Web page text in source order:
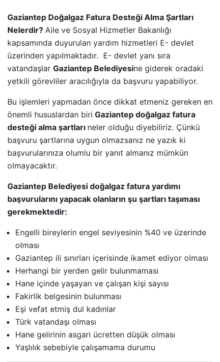
Gaziantep Doğalgaz Fatura Desteği Alma Şartları
Nelerdir? Aile ve Sosyal Hizmetler Bakanlığı
kapsamında duyurulan yardım hizmetleri E- devlet
üzerinden yapılmaktadır. E- devlet yanı sıra
vatandaşlar Gaziantep Belediyesine giderek oradaki
yetkili görevliler aracılığıyla da başvuru yapabiliyor.
Bu işlemleri yapmadan önce dikkat etmeniz gereken en
önemli hususlardan biri Gaziantep doğalgaz fatura
desteği alma şartları neler olduğu diyebiliriz. Çünkü
başvuru şartlarına uygun olmazsanız ne yazık ki
başvurularınıza olumlu bir yanıt almanız mümkün
olmayacaktır.
Gaziantep Belediyesi doğalgaz fatura yardımı
başvurularını yapacak olanların şu şartları taşıması
gerekmektedir:
Engelli bireylerin engel seviyesinin %40 ve üzerinde
olması
Gaziantep ili sınırları içerisinde ikamet ediyor olması
Herhangi bir yerden gelir bulunmaması
Hane içinde yaşayan ve çalışan kişi sayısı
Fakirlik belgesinin bulunması
Eşi vefat etmiş dul kadınlar
Türk vatandaşı olması
Hane gelirinin asgari ücretten düşük olması
Yaşlılık sebebiyle çalışamama durumu